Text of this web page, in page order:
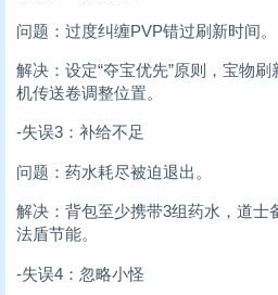
问题：过度纠缠PVP错过刷新时间。
解决：设定“夺宝优先”原则，宝物
机传送卷调整位置。
-失误3：补给不足
问题：药水耗尽被迫退出。
解决：背包至少携带3组药水，道士
法盾节能。
-失误4：忽略小怪